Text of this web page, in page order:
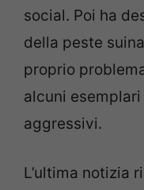
social. Poi ha
della peste
proprio
alcuni
aggressivi.
L’ultima notizia